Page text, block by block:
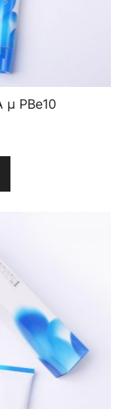
µ PBe10